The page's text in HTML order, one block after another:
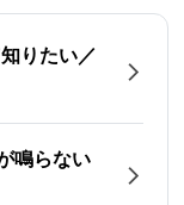
りたい／
鳴らない